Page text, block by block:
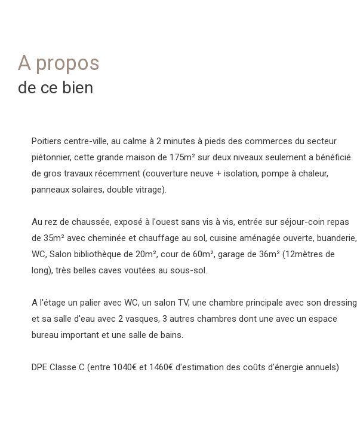
a propos
de ce bien
Poitiers centre-ville, au calme à 2 minutes à pieds des commerces du secteur
piétonnier, cette grande maison de 175m² sur deux niveaux seulement a bénéficié
de gros travaux récemment (couverture neuve + isolation, pompe à chaleur,
panneaux solaires, double vitrage).
Au rez de chaussée, exposé à l'ouest sans vis à vis, entrée sur séjour-coin repas
de 35m² avec cheminée et chauffage au sol, cuisine aménagée ouverte, buanderie,
WC, Salon bibliothèque de 20m², cour de 60m², garage de 36m² (12mètres de
long), très belles caves voutées au sous-sol.
A l'étage un palier avec WC, un salon TV, une chambre principale avec son dressing
et sa salle d'eau avec 2 vasques, 3 autres chambres dont une avec un espace
bureau important et une salle de bains.
DPE Classe C (entre 1040€ et 1460€ d'estimation des coûts d'énergie annuels)